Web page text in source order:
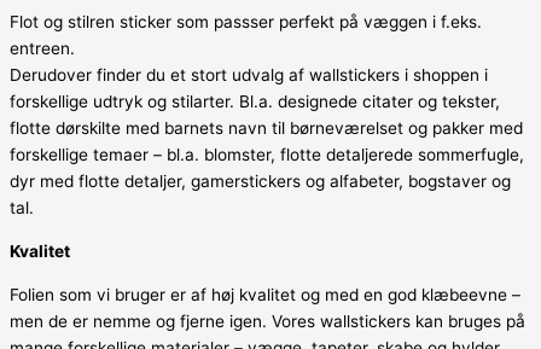
Flot og stilren sticker som passser perfekt på væggen i f.eks.
entreen.
Derudover finder du et stort udvalg af wallstickers i shoppen i
forskellige udtryk og stilarter. Bl.a. designede citater og tekster,
flotte dørskilte med barnets navn til børneværelset og pakker med
forskellige temaer – bl.a. blomster, flotte detaljerede sommerfugle,
dyr med flotte detaljer, gamerstickers og alfabeter, bogstaver og
tal.
Kvalitet
Folien som vi bruger er af høj kvalitet og med en god klæbeevne –
men de er nemme og fjerne igen. Vores wallstickers kan bruges på